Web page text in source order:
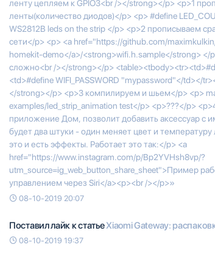
ленту цепляем к GPIO3<br /></strong></p> <p>1
ленты(количество диодов)</p> <p> #define
WS2812B leds on the strip </p> <p>2 прописываем
сети</p> <p> <a href="https://github.com/
homekit-demo</a>/<strong>wifi.h.sample</strong> </
сложно<br /></strong></p>
<td>#define WIFI_PASSWORD "mypassword"</td></
</strong></p> <p>3 компилируем и шьем</p> <p>
examples/led_strip_animation test</p> <p>???</p>
приложение Дом, позволит добавить аксессуар с
будет два штуки - один меняет цвет и
это и есть эффекты. Работает это так:</p> <a
href="https://www.instagram.com/p/Bp2YVHsh8vp/?
utm_source=ig_web_button_share_sheet">Пример
управлением через Siri</a><p><br /></p>»
08-10-2019 20:07
Поставил лайк к статьеXiaomi Gateway:
08-10-2019 19:37